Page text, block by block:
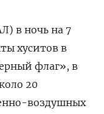
в ночь на 7
хуситов в
флаг», в
20
воздушных